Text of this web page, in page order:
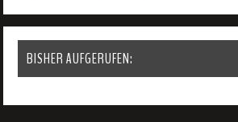
BISHER AUFGERUFEN: